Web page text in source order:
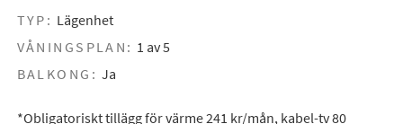
TYP: Lägenhet
VÅNINGSPLAN: 1 av 5
BALKONG: Ja
*Obligatoriskt tillägg för värme 241 kr/mån, kabel-tv 80